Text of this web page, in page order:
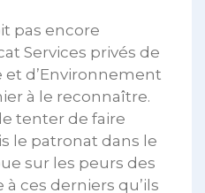
pas encore
Services privés de
et d’Environnement
à le reconnaître.
tenter de faire
le patronat dans le
sur les peurs des
à ces derniers qu’ils